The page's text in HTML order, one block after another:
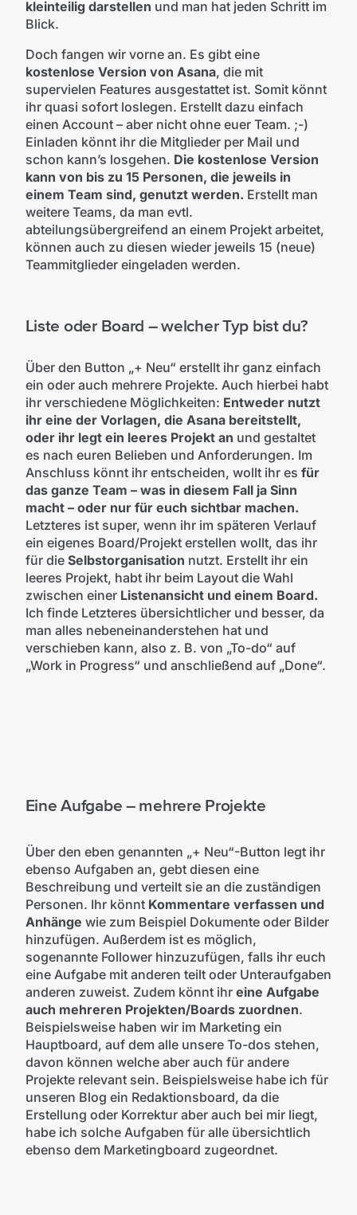
kleinteilig darstellen und man hat jeden Schritt im
Blick.
Doch fangen wir vorne an. Es gibt eine
kostenlose Version von Asana, die mit
supervielen Features ausgestattet ist. Somit könnt
ihr quasi sofort loslegen. Erstellt dazu einfach
einen Account – aber nicht ohne euer Team. ;-)
Einladen könnt ihr die Mitglieder per Mail und
schon kann’s losgehen. Die kostenlose Version
kann von bis zu 15 Personen, die jeweils in
einem Team sind, genutzt werden. Erstellt man
weitere Teams, da man evtl.
abteilungsübergreifend an einem Projekt arbeitet,
können auch zu diesen wieder jeweils 15 (neue)
Teammitglieder eingeladen werden.
Liste oder Board – welcher Typ bist du?
Über den Button „+ Neu“ erstellt ihr ganz einfach
ein oder auch mehrere Projekte. Auch hierbei habt
ihr verschiedene Möglichkeiten: Entweder nutzt
ihr eine der Vorlagen, die Asana bereitstellt,
oder ihr legt ein leeres Projekt an und gestaltet
es nach euren Belieben und Anforderungen. Im
Anschluss könnt ihr entscheiden, wollt ihr es für
das ganze Team – was in diesem Fall ja Sinn
macht – oder nur für euch sichtbar machen.
Letzteres ist super, wenn ihr im späteren Verlauf
ein eigenes Board/Projekt erstellen wollt, das ihr
für die Selbstorganisation nutzt. Erstellt ihr ein
leeres Projekt, habt ihr beim Layout die Wahl
zwischen einer Listenansicht und einem Board.
Ich finde Letzteres übersichtlicher und besser, da
man alles nebeneinanderstehen hat und
verschieben kann, also z. B. von „To-do“ auf
„Work in Progress“ und anschließend auf „Done“.
Eine Aufgabe – mehrere Projekte
Über den eben genannten „+ Neu“-Button legt ihr
ebenso Aufgaben an, gebt diesen eine
Beschreibung und verteilt sie an die zuständigen
Personen. Ihr könnt Kommentare verfassen und
Anhänge wie zum Beispiel Dokumente oder Bilder
hinzufügen. Außerdem ist es möglich,
sogenannte Follower hinzuzufügen, falls ihr euch
eine Aufgabe mit anderen teilt oder Unteraufgaben
anderen zuweist. Zudem könnt ihr eine Aufgabe
auch mehreren Projekten/Boards zuordnen.
Beispielsweise haben wir im Marketing ein
Hauptboard, auf dem alle unsere To-dos stehen,
davon können welche aber auch für andere
Projekte relevant sein. Beispielsweise habe ich für
unseren Blog ein Redaktionsboard, da die
Erstellung oder Korrektur aber auch bei mir liegt,
habe ich solche Aufgaben für alle übersichtlich
ebenso dem Marketingboard zugeordnet.